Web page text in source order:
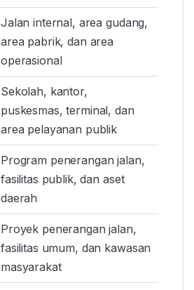
Jalan internal, area gudang,
area pabrik, dan area
operasional
Sekolah, kantor,
puskesmas, terminal, dan
area pelayanan publik
Program penerangan jalan,
fasilitas publik, dan aset
daerah
Proyek penerangan jalan,
fasilitas umum, dan kawasan
masyarakat